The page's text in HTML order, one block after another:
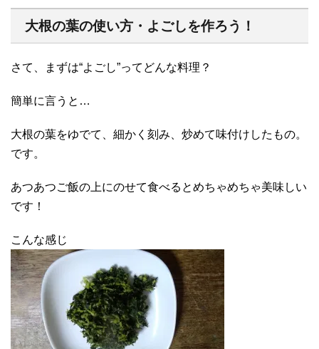
大根の葉の使い方・よごしを作ろう！
さて、まずは“よごし”ってどんな料理？
簡単に言うと…
大根の葉をゆでて、細かく刻み、炒めて味付けしたもの。
です。
あつあつご飯の上にのせて食べるとめちゃめちゃ美味しい
です！
こんな感じ